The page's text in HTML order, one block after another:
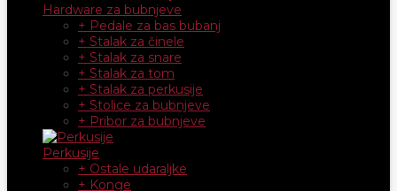
Hardware za bubnjeve
+ Pedale za bas bubanj
+ Stalak za činele
+ Stalak za snare
+ Stalak za tom
+ Stalak za perkusije
+ Stolice za bubnjeve
+ Pribor za bubnjeve
Perkusije
+ Ostale udaraljke
+ Konge